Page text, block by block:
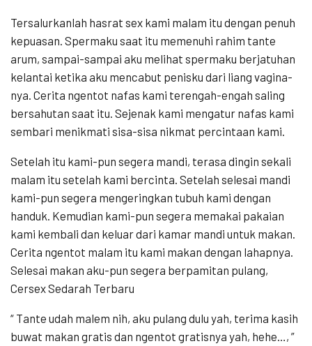
Tersalurkanlah hasrat sex kami malam itu dengan penuh
kepuasan. Spermaku saat itu memenuhi rahim tante
arum, sampai-sampai aku melihat spermaku berjatuhan
kelantai ketika aku mencabut penisku dari liang vagina-
nya. Cerita ngentot nafas kami terengah-engah saling
bersahutan saat itu. Sejenak kami mengatur nafas kami
sembari menikmati sisa-sisa nikmat percintaan kami.
Setelah itu kami-pun segera mandi, terasa dingin sekali
malam itu setelah kami bercinta. Setelah selesai mandi
kami-pun segera mengeringkan tubuh kami dengan
handuk. Kemudian kami-pun segera memakai pakaian
kami kembali dan keluar dari kamar mandi untuk makan.
Cerita ngentot malam itu kami makan dengan lahapnya.
Selesai makan aku-pun segera berpamitan pulang,
Cersex Sedarah Terbaru
“ Tante udah malem nih, aku pulang dulu yah, terima kasih
buwat makan gratis dan ngentot gratisnya yah, hehe…, ”